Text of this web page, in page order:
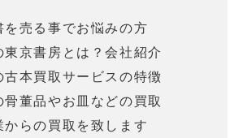
を売る事でお悩みの方
東京書房とは？会社紹介
古本買取サービスの特徴
骨董品やお皿などの買取
からの買取を致します